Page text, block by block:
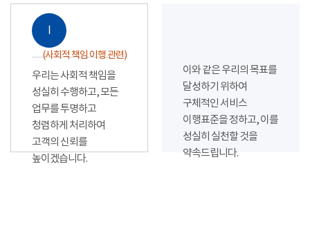
Ⅰ
(사회적 책임 이행 관련)
우리는 사회적 책임을
성실히 수행하고, 모든
업무를 투명하고
청렴하게 처리하여
고객의 신뢰를
높이겠습니다.
이와 같은 우리의 목표를
달성하기 위하여
구체적인 서비스
이행표준을 정하고, 이를
성실히 실천할 것을
약속드립니다.